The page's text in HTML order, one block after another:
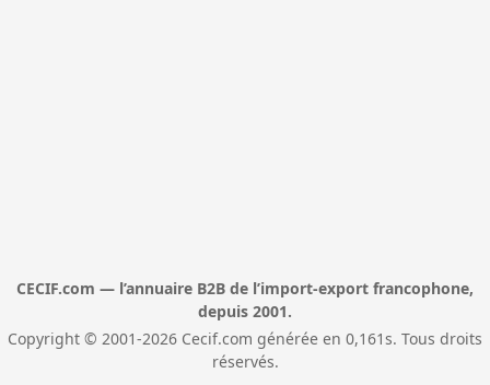
CECIF.com — l’annuaire B2B de l’import-export francophone,
depuis 2001.
Copyright © 2001-2026 Cecif.com générée en 0,161s. Tous droits
réservés.